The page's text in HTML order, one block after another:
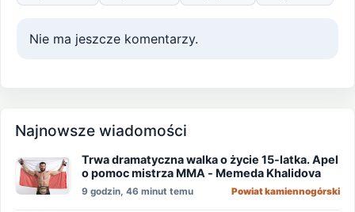
Nie ma jeszcze komentarzy.
Najnowsze wiadomości
Trwa dramatyczna walka o życie 15-latka. Apel
o pomoc mistrza MMA - Memeda Khalidova
9 godzin, 46 minut temu Powiat kamiennogórski